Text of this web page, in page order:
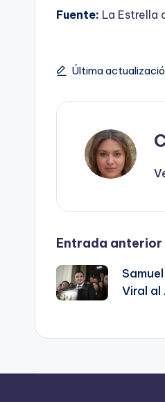
Fuente: La Estrella
Última
de
Entrada anterior
Viral